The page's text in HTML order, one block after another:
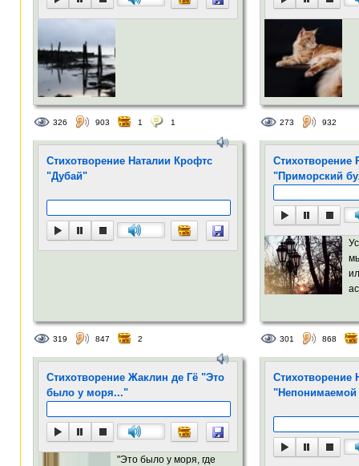
326 903 1 1 273 932
Стихотворение Наталии Крофтс
"Дубай"
319 847 2
"Приморский
301 868
Стихотворение Жаклин де Гё "Это
было у моря..."
"Это было у моря, где
Стихотворение